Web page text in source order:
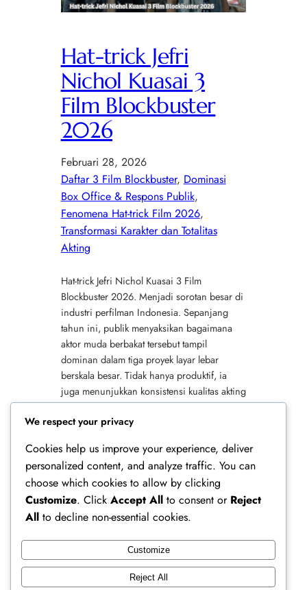
Hat-trick Jefri
Nichol Kuasai 3
Film Blockbuster
2026
Februari 28, 2026
Daftar 3 Film Blockbuster, Dominasi
Box Office & Respons Publik
Fenomena Hat-trick Film 2026
Transformasi Karakter dan Totalitas
Akting
Hat-trick Jefri Nichol Kuasai 3 Film
Blockbuster 2026. Menjadi sorotan besar di
industri perfilman Indonesia. Sepanjang
tahun ini, publik menyaksikan bagaimana
aktor muda berbakat tersebut tampil
dominan dalam tiga proyek layar lebar
berskala besar. Tidak hanya produktif, ia
juga menunjukkan konsistensi kualitas akting
yang semakin matang. Karena itu, namanya
semakin kokoh di jajaran aktor papan…
Ferry Doedens | Public Figure, Actor & Creative
We respect your privacy
Cookies help us improve your experience, deliver
personalized content, and analyze traffic. You can
choose which cookies to allow by clicking
Customize. Click Accept All to consent or Reject
All to decline non-essential cookies.
Customize
Reject All